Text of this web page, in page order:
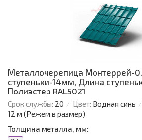
Металлочерепица Монтеррей-
ступеньки-14мм, Длина
Полиэстер RAL5021
Срок службы: 20 Цвет: Водная синь
12 м (Режем в размер)
Толщина металла, мм: